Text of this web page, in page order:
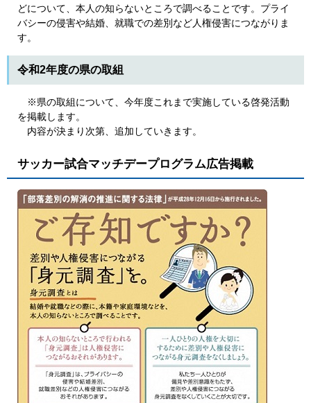
どについて、本人の知らないところで調べることです。プライ
バシーの侵害や結婚、就職での差別など人権侵害につながりま
す。
令和2年度の県の取組
※県の取組について、今年度これまで実施している啓発活動
を掲載します。
内容が決まり次第、追加していきます。
サッカー試合マッチデープログラム広告掲載